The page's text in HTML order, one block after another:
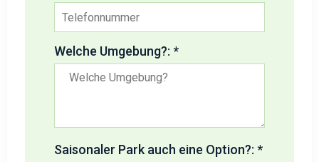
Welche Umgebung?: *
Saisonaler Park auch eine Option?: *